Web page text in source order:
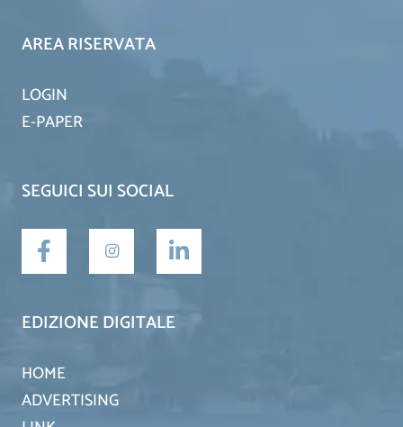
AREA RISERVATA
LOGIN
E-PAPER
SEGUICI SUI SOCIAL
EDIZIONE DIGITALE
HOME
ADVERTISING